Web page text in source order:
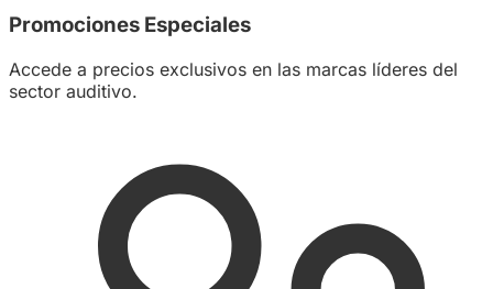
Promociones Especiales
Accede a precios exclusivos en las marcas líderes del
sector auditivo.